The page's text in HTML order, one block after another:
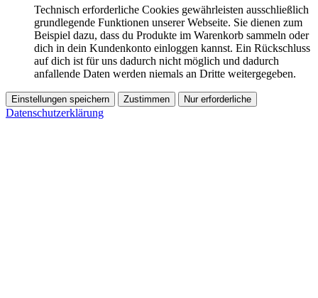
Technisch erforderliche Cookies gewährleisten ausschließlich
grundlegende Funktionen unserer Webseite. Sie dienen zum
Beispiel dazu, dass du Produkte im Warenkorb sammeln oder
dich in dein Kundenkonto einloggen kannst. Ein Rückschluss
auf dich ist für uns dadurch nicht möglich und dadurch
anfallende Daten werden niemals an Dritte weitergegeben.
Einstellungen speichern Zustimmen Nur erforderliche
Datenschutzerklärung